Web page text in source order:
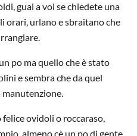
guai a voi se chiedete una
orari, urlano e sbraitano che
po ma quello che è stato
e sembra che da quel
felice ovidoli o roccaraso,
almeno cè un po di gente